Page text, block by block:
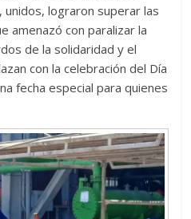
lograron superar las
amenazó con paralizar la
de la solidaridad y el
con la celebración del Día
fecha especial para quienes